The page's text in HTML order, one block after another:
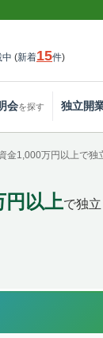
中 (新着15件)
会を探す 独立開
金1,000万円以上で
円以上で独